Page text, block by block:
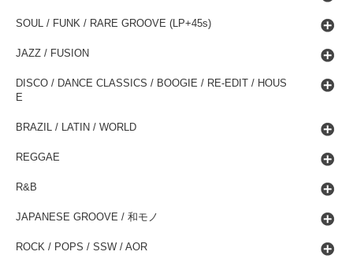
SOUL / FUNK / RARE GROOVE (LP+45s)
JAZZ / FUSION
DISCO / DANCE CLASSICS / BOOGIE / RE-EDIT / HOUS
E
BRAZIL / LATIN / WORLD
REGGAE
R&B
JAPANESE GROOVE / 和モノ
ROCK / POPS / SSW / AOR